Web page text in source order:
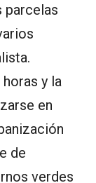
parcelas
y la
en
de
verdes